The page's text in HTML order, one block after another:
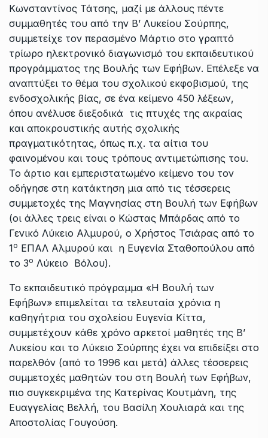
Κωνσταντίνος Τάτσης, μαζί με άλλους πέντε
συμμαθητές του από την Β’ Λυκείου Σούρπης,
συμμετείχε τον περασμένο Μάρτιο στο γραπτό
τρίωρο ηλεκτρονικό διαγωνισμό του εκπαιδευτικού
προγράμματος της Βουλής των Εφήβων. Επέλεξε να
αναπτύξει το θέμα του σχολικού εκφοβισμού, της
ενδοσχολικής βίας, σε ένα κείμενο 450 λέξεων,
όπου ανέλυσε διεξοδικά τις πτυχές της ακραίας
και αποκρουστικής αυτής σχολικής
πραγματικότητας, όπως π.χ. τα αίτια του
φαινομένου και τους τρόπους αντιμετώπισης του.
Το άρτιο και εμπεριστατωμένο κείμενο του τον
οδήγησε στη κατάκτηση μια από τις τέσσερεις
συμμετοχές της Μαγνησίας στη Βουλή των Εφήβων
(οι άλλες τρεις είναι ο Κώστας Μπάρδας από το
Γενικό Λύκειο Αλμυρού, ο Χρήστος Τσιάρας από το
1ο ΕΠΑΛ Αλμυρού και η Ευγενία Σταθοπούλου από
το 3ο Λύκειο Βόλου).
Το εκπαιδευτικό πρόγραμμα «Η Βουλή των
Εφήβων» επιμελείται τα τελευταία χρόνια η
καθηγήτρια του σχολείου Ευγενία Κίττα,
συμμετέχουν κάθε χρόνο αρκετοί μαθητές της Β’
Λυκείου και το Λύκειο Σούρπης έχει να επιδείξει στο
παρελθόν (από το 1996 και μετά) άλλες τέσσερεις
συμμετοχές μαθητών του στη Βουλή των Εφήβων,
πιο συγκεκριμένα της Κατερίνας Κουτμάνη, της
Ευαγγελίας Βελλή, του Βασίλη Χουλιαρά και της
Αποστολίας Γουγούση.